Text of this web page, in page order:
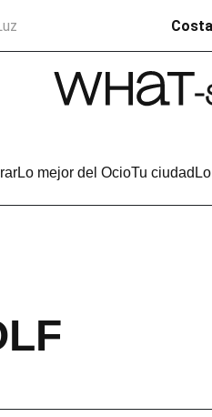
Lo mejor del OcioTu ciudad